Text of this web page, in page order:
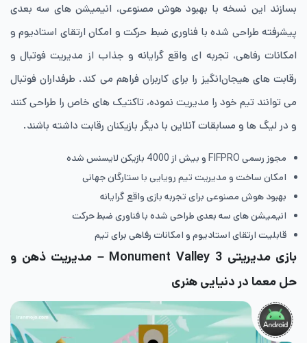
بسازند این نسخه با بهبود هوش مصنوعی، انیمیشن های سه ‌بعدی
پیشرفته طراحی شده با فناوری ضبط حرکت و امکان ارتقای استادیوم و
امکانات رفاهی، تجربه ای واقع گرایانه و جذاب از مدیریت فوتبال و
رقابت های هیجان‌انگیز را برای کاربران فراهم می کند. طرفداران فوتبال
می توانند تیم خود را مدیریت نموده، تاکتیک های خاص را طراحی کنند
و در لیگ ها و مسابقات آنلاین با دیگر بازیکنان رقابت داشته باشند.
مجوز رسمی FIFPRO و بیش از 4000 بازیکن لایسنس شده
امکان ساخت و مدیریت تیم رویایی با ستارگان جهانی
بهبود هوش مصنوعی برای تجربه بازی واقع گرایانه
انیمیشن های سه بعدی طراحی شده با فناوری ضبط حرکت
قابلیت ارتقای استادیوم و امکانات رفاهی برای تیم
بازی مدیریتی Monument Valley 3 – مدیریت ذهن و
حل معما در دنیایی هنری